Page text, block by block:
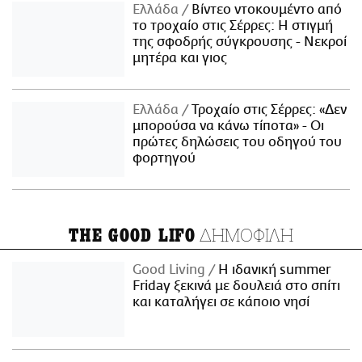
Ελλάδα
Βίντεο ντοκουμέντο από
το τροχαίο στις Σέρρες: Η στιγμή
της σφοδρής σύγκρουσης - Νεκροί
μητέρα και γιος
Ελλάδα
Τροχαίο στις Σέρρες: «Δεν
μπορούσα να κάνω τίποτα» - Οι
πρώτες δηλώσεις του οδηγού του
φορτηγού
THE GOOD LIFO ΔΗΜΟΦΙΛΗ
Good Living
Η ιδανική summer
Friday ξεκινά με δουλειά στο σπίτι
και καταλήγει σε κάποιο νησί